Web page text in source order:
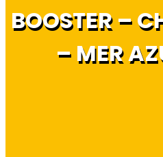
BOOSTER –
– MER